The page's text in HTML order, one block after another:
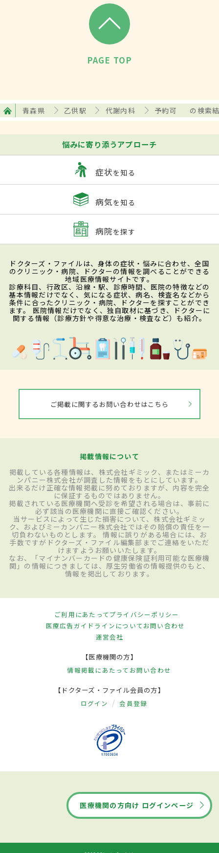
PAGE TOP
青森県 乙供駅 代謝内科 予約可 の検索
悩みに寄り添うアプローチ
症状を知る
病気を知る
病院を探す
ドクターズ・ファイルは、身体の症状・悩みに合わせ、全国
のクリニック・病院、ドクターの情報を調べることができる
地域医療情報サイトです。
診療科目、行政区、沿線・駅、診療時間、医院の特徴などの
基本情報だけでなく、気になる症状、病名、検査名などから
条件に合ったクリニック・病院、ドクターを探すことができ
ます。 医院情報だけでなく、独自取材に基づき、ドクターに
関する情報（診療方針や得意な治療・検査など）も紹介。
ご掲載に関するお問い合わせはこちら
掲載情報について
掲載している各種情報は、株式会社ギミック、またはミーカ
ンパニー株式会社が調査した情報をもとにしています。
出来るだけ正確な情報掲載に努めておりますが、内容を完全
に保証するものではありません。
掲載されている医療機関へ受診を希望される場合は、事前に
必ず該当の医療機関に直接ご確認ください。
当サービスによって生じた損害について、株式会社ギミッ
ク、およびミーカンパニー株式会社ではその賠償の責任を一
切負わないものとします。 情報に誤りがある場合には、お
手数ですがドクターズ・ファイル編集部までご連絡をいただ
けますようお願いいたします。
なお、「マイナンバーカードの健康保険証利用可能な医療機
関」の情報につきましては、厚生労働省の情報提供のもと、
情報を掲出しております。
ご利用にあたってプライバシーポリシー
医療広告ガイドラインについてお問い合わせ
運営会社
【医療機関の方】
情報掲載にあたって お問い合わせ
【ドクターズ・ファイル会員の方】
ログイン 会員登録
医療機関の方向け ログインページ